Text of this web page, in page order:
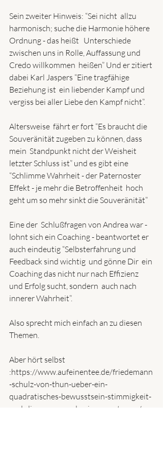
Sein zweiter Hinweis: “Sei nicht  allzu
harmonisch; suche die Harmonie höhere
Ordnung - das heißt   Unterschiede
zwischen uns in Rolle, Auffassung und
Credo willkommen  heißen” Und er zitiert
dabei Karl Jaspers “Eine tragfähige
Beziehung ist  ein liebender Kampf und
vergiss bei aller Liebe den Kampf nicht”.
Altersweise  fährt er fort “Es braucht die
Souveränität zugeben zu können, dass
mein  Standpunkt nicht der Weisheit
letzter Schluss ist” und es gibt eine
“Schlimme Wahrheit - der Paternoster
Effekt - je mehr die Betroffenheit  hoch
geht um so mehr sinkt die Souveränität”
Eine der  Schlußfragen von Andrea war -
lohnt sich ein Coaching - beantwortet er
auch eindeutig “Selbsterfahrung und
Feedback sind wichtig  und gönne Dir  ein
Coaching das nicht nur nach Effizienz
und Erfolg sucht, sondern  auch nach
innerer Wahrheit”.
Also sprecht mich einfach an zu diesen
Themen.
Aber hört selbst
:https://www.aufeinentee.de/friedemann
-schulz-von-thun-ueber-ein-
quadratisches-bewusstsein-stimmigkeit-
und-die-unwesen-des-inneren-teams/